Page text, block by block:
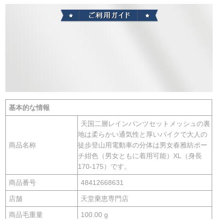
基本的な情報
商品名称
天国二層レインパンツセットメッシュの裏
地は柔らかい通気性と厚いバイクで大人の
徒歩登山用電動車の分体は男女春雅紡ポー
チ紺色（男女ともに着用可能）XL（身長
170-175）です。
商品番号 48412668631
店舗 天堂乗恵専門店
商品毛重量 100.00 g